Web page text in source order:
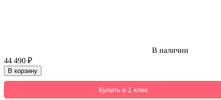
В наличии
44 490 ₽
В корзину
Купить в 1 клик